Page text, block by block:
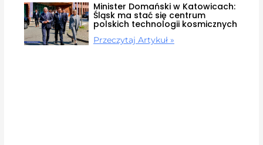
Minister Domański w Katowicach:
Śląsk ma stać się centrum
polskich technologii kosmicznych
Przeczytaj Artykuł »